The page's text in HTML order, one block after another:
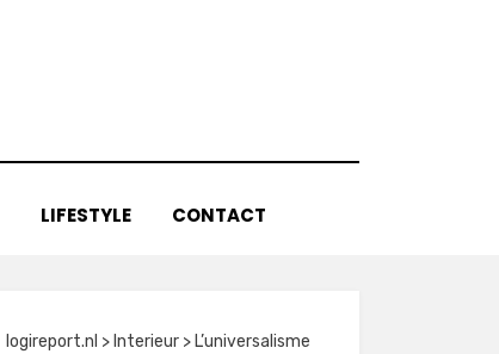
LIFESTYLE CONTACT
logireport.nl > Interieur> L’universalisme